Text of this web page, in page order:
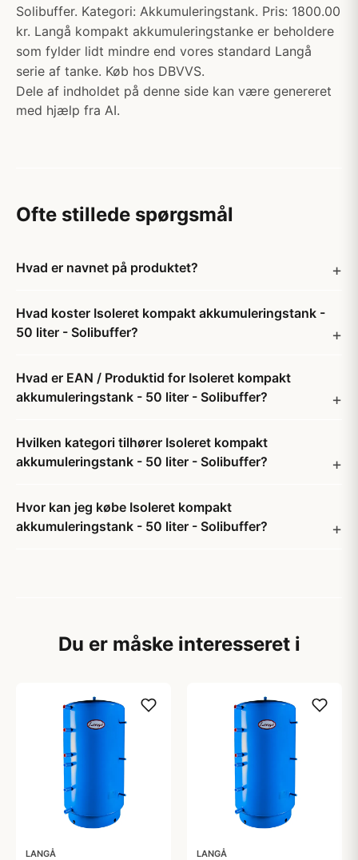
Solibuffer. Kategori: Akkumuleringstank. Pris: 1800.00
kr. Langå kompakt akkumuleringstanke er beholdere
som fylder lidt mindre end vores standard Langå
serie af tanke. Køb hos DBVVS.
Dele af indholdet på denne side kan være genereret
med hjælp fra AI.
Ofte stillede spørgsmål
Hvad er navnet på produktet?
Hvad koster Isoleret kompakt akkumuleringstank -
50 liter - Solibuffer?
Hvad er EAN / Produktid for Isoleret kompakt
akkumuleringstank - 50 liter - Solibuffer?
Hvilken kategori tilhører Isoleret kompakt
akkumuleringstank - 50 liter - Solibuffer?
Hvor kan jeg købe Isoleret kompakt
akkumuleringstank - 50 liter - Solibuffer?
Du er måske interesseret i
LANGÅ LANGÅ